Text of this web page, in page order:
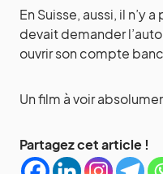
En Suisse, aussi, il n’y
devait demander
ouvrir son compte
Un film à voir
Partagez cet article !